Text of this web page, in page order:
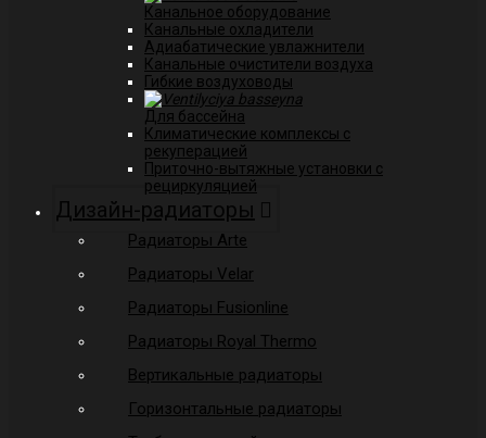
Канальное оборудование
Канальные охладители
Адиабатические увлажнители
Канальные очистители воздуха
Гибкие воздуховоды
Для бассейна
Климатические комплексы с
рекуперацией
Приточно-вытяжные установки с
рециркуляцией
Дизайн-радиаторы
Радиаторы Arte
Радиаторы Velar
Радиаторы Fusionline
Радиаторы Royal Thermo
Вертикальные радиаторы
Горизонтальные радиаторы